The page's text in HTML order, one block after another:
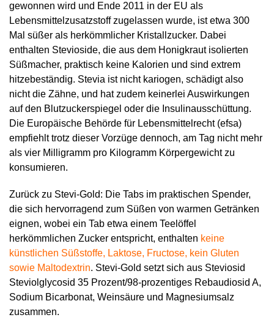
gewonnen wird und Ende 2011 in der EU als
Lebensmittelzusatzstoff zugelassen wurde, ist etwa 300
Mal süßer als herkömmlicher Kristallzucker. Dabei
enthalten Stevioside, die aus dem Honigkraut isolierten
Süßmacher, praktisch keine Kalorien und sind extrem
hitzebeständig. Stevia ist nicht kariogen, schädigt also
nicht die Zähne, und hat zudem keinerlei Auswirkungen
auf den Blutzuckerspiegel oder die Insulinausschüttung.
Die Europäische Behörde für Lebensmittelrecht (efsa)
empfiehlt trotz dieser Vorzüge dennoch, am Tag nicht mehr
als vier Milligramm pro Kilogramm Körpergewicht zu
konsumieren.
Zurück zu Stevi-Gold: Die Tabs im praktischen Spender,
die sich hervorragend zum Süßen von warmen Getränken
eignen, wobei ein Tab etwa einem Teelöffel
herkömmlichen Zucker entspricht, enthalten keine
künstlichen Süßstoffe, Laktose, Fructose, kein Gluten
sowie Maltodextrin. Stevi-Gold setzt sich aus Steviosid
Steviolglycosid 35 Prozent/98-prozentiges Rebaudiosid A,
Sodium Bicarbonat, Weinsäure und Magnesiumsalz
zusammen.